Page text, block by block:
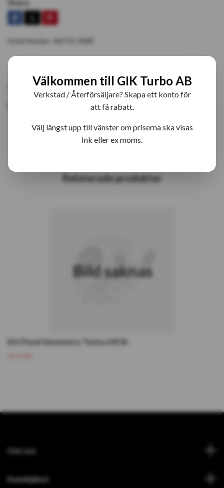
Share
466770-8 TB0223 Bytesturbo
Kit,Fixed Geometry Turbo,HX35
Om oss
Kundtjänst
Välkommen till GIK Turbo AB
Verkstad / Återförsäljare? Skapa ett konto för
att få rabatt.
Välj längst upp till vänster om priserna ska visas
Ink eller ex moms.